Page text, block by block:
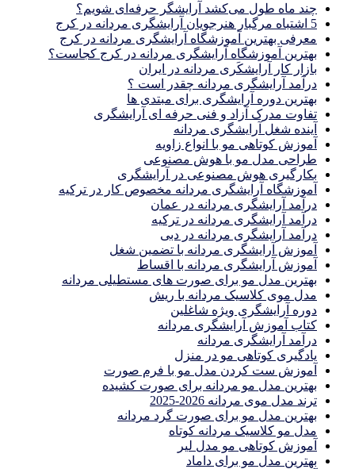
چند ماه طول می‌کشد آرایشگر حرفه‌ای شویم؟
5 اشتباه مرگبار هنرجویان آرایشگری مردانه در کرج
معرفی بهترین آموزشگاه آرایشگری مردانه در کرج
بهترین آموزشگاه آرایشگری مردانه در کرج کجاست؟
بازار كار آرايشكَرى مردانه در ايران
درآمد آرایشگری مردانه چقدر است ؟
بهترین دوره آرایشگری برای مبتدی ها
تفاوت مدرک آزاد و فنی حرفه ای آرایشگری
آینده شغل آرایشگری مردانه
آموزش کوتاهی مو با انواع زاویه
طراحی مدل مو با هوش مصنوعی
بکارگیری هوش مصنوعی در آرایشگری
آموزشگاه آرایشگری مردانه مخصوص کار در ترکیه
درآمد آرایشگری مردانه در عمان
درآمد آرایشگری مردانه در ترکیه
درآمد آرایشگری مردانه در دبی
آموزش آرایشگری مردانه با تضمین شغل
آموزش آرایشگری مردانه با اقساط
بهترین مدل مو برای صورت های مستطیلی مردانه
مدل موی کلاسیک مردانه با ریش
دوره آرایشگری ویژه شاغلین
کتاب آموزش آرایشگری مردانه
درآمد آرایشگری مردانه
یادگیری كوتاهى مو در منزل
آموزش ست كردن مدل مو با فرم صورت
بهترین مدل مو مردانه برای صورت کشیده
ترند مدل موی مردانه 2026-2025
بهترين مدل مو براى صورت گرد مردانه
مدل مو کلاسیک مردانه کوتاه
آموزش کوتاهی مو مدل لیر
بهترین مدل مو برای داماد